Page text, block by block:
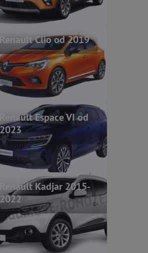
Renault Clio od 2019
Renault Espace VI od
Renault Kadjar 2015-